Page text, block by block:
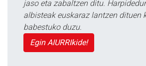
jaso eta zabaltzen ditu.
albisteak euskaraz lantzen dituen
babestuko duzu.
Egin AIURRIkide!